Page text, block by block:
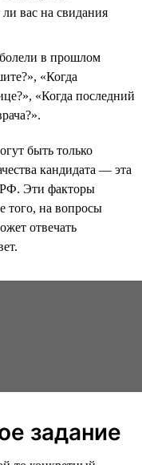
вас на свидания
в прошлом
«Когда
«Когда последний
быть только
кандидата — эта
РФ. Эти факторы
того, на вопросы
отвечать
задание